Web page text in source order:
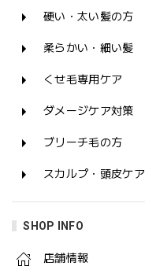
硬い・太い髪の方
柔らかい・細い髪
くせ毛専用ケア
ダメージケア対策
ブリーチ毛の方
スカルプ・頭皮ケア
SHOP INFO
店舗情報